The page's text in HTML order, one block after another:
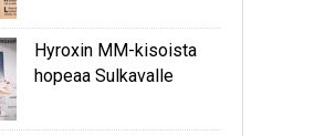
Hyroxin MM-kisoista
hopeaa Sulkavalle